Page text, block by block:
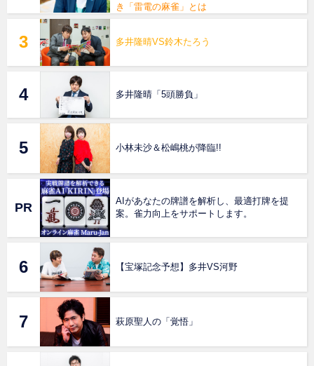
き「雷電の麻雀」とは
多井隆晴VS鈴木たろう
多井隆晴「5頭勝負」
小林未沙＆松嶋桃が降臨!!
AIがあなたの牌譜を解析し、最適打牌を提
案。雀力向上をサポートします。
【宝塚記念予想】多井VS河野
萩原聖人の「覚悟」